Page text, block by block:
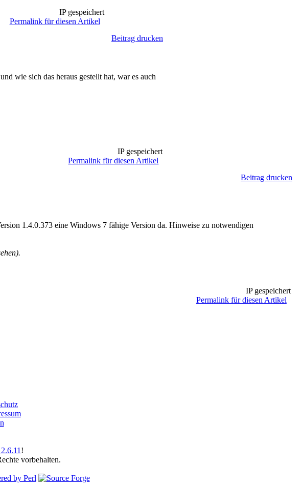
IP gespeichert
Permalink für diesen Artikel
Beitrag drucken
wie sich das heraus gestellt hat, war es auch
IP gespeichert
Permalink für diesen Artikel
Beitrag drucken
1.4.0.373 eine Windows 7 fähige Version da. Hinweise zu notwendigen
IP gespeichert
Permalink für diesen Artikel
!
vorbehalten.